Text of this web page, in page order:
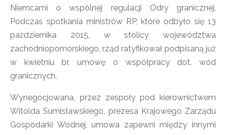
Niemcami o wspólnej regulacji Odry granicznej.
Podczas spotkania ministrów RP, które odbyło się 13
pażdziernika 2015, w stolicy województwa
zachodniopomorskiego, rząd ratyfikował podpisaną już
w kwietniu br. umowę o współpracy dot. wód
granicznych.
Wynegocjowana, przez zespoły pod kierownictwem
Witolda Sumisławskiego, prezesa Krajowego Zarządu
Gospodarki Wodnej, umowa zapewni między innymi